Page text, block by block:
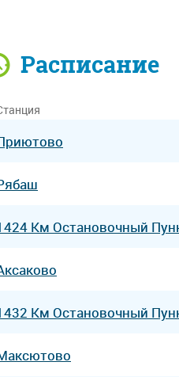
Расписание
Км Остановочный
Км Остановочный